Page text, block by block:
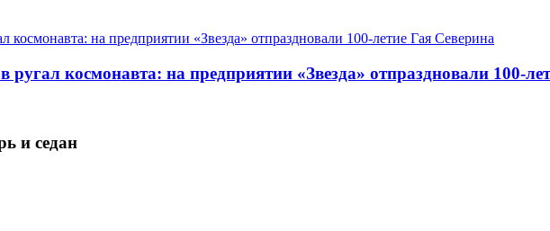
ругал космонавта: на предприятии «Звезда» отпраздновали 100-
и седан